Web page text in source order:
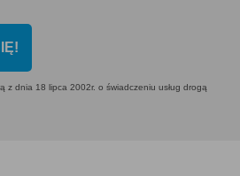
z dnia 18 lipca 2002r. o świadczeniu usług drogą